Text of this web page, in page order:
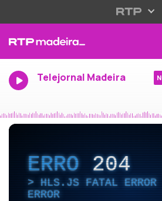
Telejornal Madeira
ERRO204
HLS.JS FATAL ERROR
ERROR